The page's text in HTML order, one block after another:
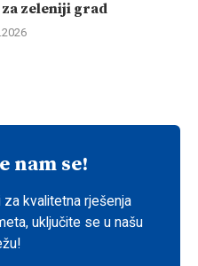
zeleniji grad
nam se!
kvalitetna rješenja
uključite se u našu